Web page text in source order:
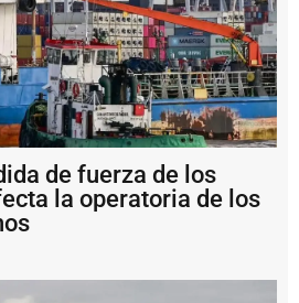
de fuerza de los
la operatoria de los